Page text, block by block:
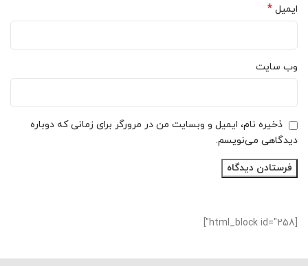
ایمیل *
وب‌ سایت
ذخیره نام، ایمیل و وبسایت من در مرورگر برای زمانی که دوباره
دیدگاهی می‌نویسم.
[html_block id="258"]